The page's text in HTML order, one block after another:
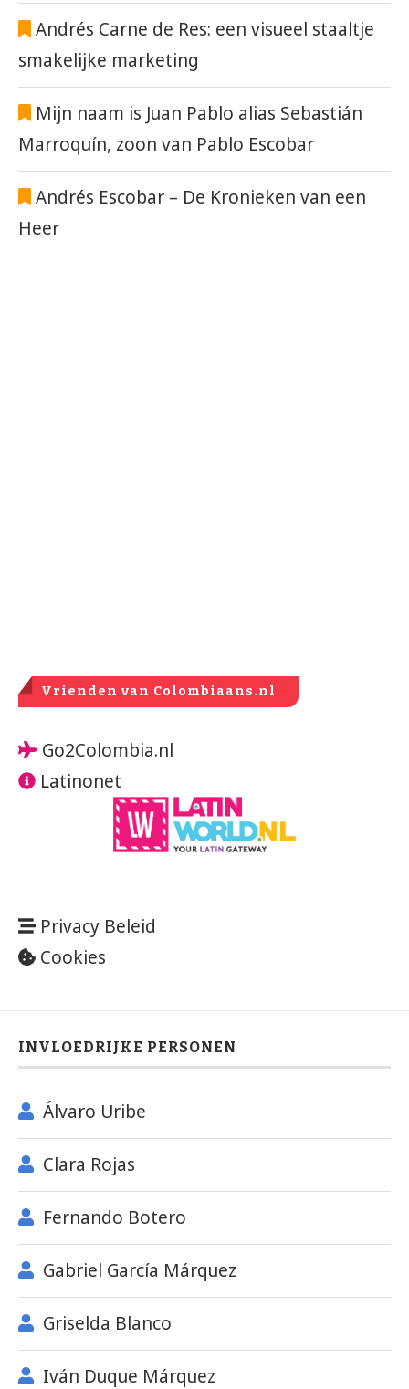
Andrés Carne de Res: een visueel staaltje
smakelijke marketing
Mijn naam is Juan Pablo alias Sebastián
Marroquín, zoon van Pablo Escobar
Andrés Escobar – De Kronieken van een
Heer
Vrienden van Colombiaans.nl
Go2Colombia.nl
Latinonet
Privacy Beleid
Cookies
INVLOEDRIJKE PERSONEN
Álvaro Uribe
Clara Rojas
Fernando Botero
Gabriel García Márquez
Griselda Blanco
Iván Duque Márquez